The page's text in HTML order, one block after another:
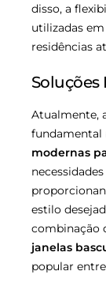
disso, a
utilizadas
residências
Soluções
Atualmente,
fundamental
modernas
estilo
combinação
janelas
popular